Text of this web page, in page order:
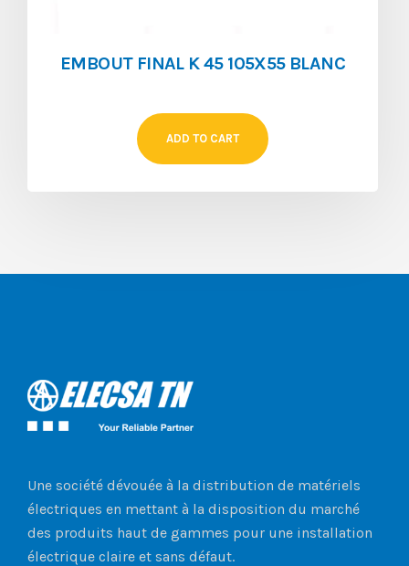
EMBOUT FINAL K 45 105X55 BLANC
ADD TO CART
Une société dévouée à la distribution de matériels
électriques en mettant à la disposition du marché
des produits haut de gammes pour une installation
électrique claire et sans défaut.